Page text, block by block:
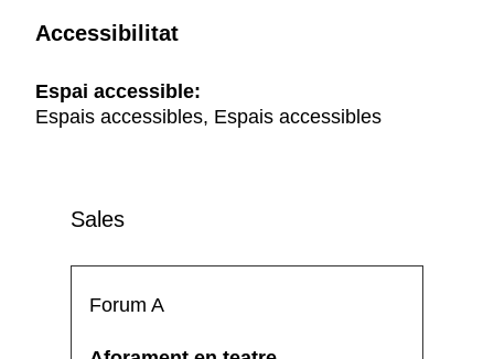
Accessibilitat
Espai accessible:
Espais accessibles, Espais accessibles
Sales
Forum A